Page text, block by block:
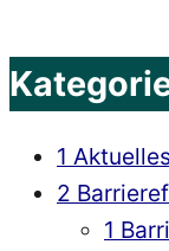
1 Aktuelles
2
1